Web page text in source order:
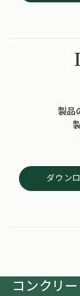
製品
ダウン
コンクリ